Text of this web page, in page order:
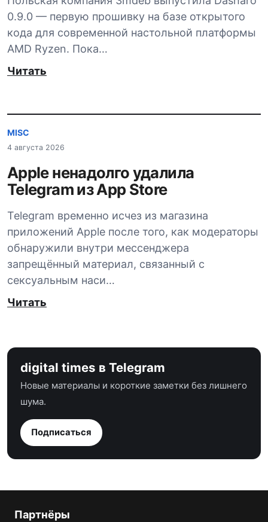
0.9.0 — первую прошивку на базе открытого
кода для современной настольной платформы
AMD Ryzen. Пока…
Читать
MISC
4 августа 2026
Apple ненадолго удалила
Telegram из App Store
Telegram временно исчез из магазина
приложений Apple после того, как модераторы
обнаружили внутри мессенджера
запрещённый материал, связанный с
сексуальным наси…
Читать
digital times в Telegram
Новые материалы и короткие заметки без лишнего
шума.
Подписаться
Партнёры